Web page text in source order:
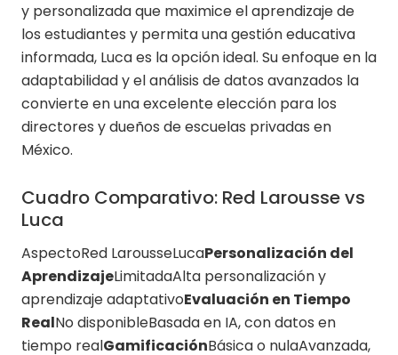
y personalizada que maximice el aprendizaje de
los estudiantes y permita una gestión educativa
informada, Luca es la opción ideal. Su enfoque en la
adaptabilidad y el análisis de datos avanzados la
convierte en una excelente elección para los
directores y dueños de escuelas privadas en
México.
Cuadro Comparativo: Red Larousse vs
Luca
AspectoRed LarousseLucaPersonalización del
AprendizajeLimitadaAlta personalización y
aprendizaje adaptativoEvaluación en Tiempo
RealNo disponibleBasada en IA, con datos en
tiempo realGamificaciónBásica o nulaAvanzada,